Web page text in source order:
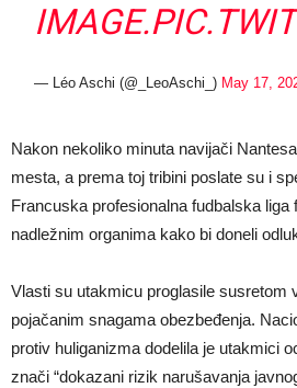
IMAGE.
— Léo Aschi (@_LeoAschi_) May 17,
Nakon nekoliko minuta navijači
mesta, a prema toj tribini poslate su i
Francuska profesionalna fudbalska liga
nadležnim organima kako bi doneli
Vlasti su utakmicu proglasile susretom
pojačanim snagama obezbeđenja.
protiv huliganizma dodelila je utakmici
znači “dokazani rizik narušavanja